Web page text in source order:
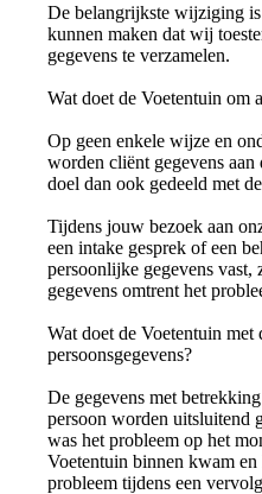
De belangrijkste wijziging
kunnen maken dat wij
gegevens te verzamelen.
Wat doet de Voetentuin om
Op geen enkele wijze en
worden cliënt gegevens
doel dan ook gedeeld met
Tijdens jouw bezoek aan
een intake gesprek of een
persoonlijke gegevens vast,
gegevens omtrent het
Wat doet de Voetentuin met
persoonsgegevens?
De gegevens met
persoon worden uitsluitend
was het probleem op het
Voetentuin binnen kwam en
probleem tijdens een